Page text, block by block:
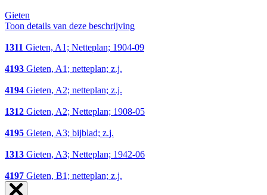
Gieten
Toon details van deze beschrijving
1311 Gieten, A1; Netteplan; 1904-09
4193 Gieten, A1; netteplan; z.j.
4194 Gieten, A2; netteplan; z.j.
1312 Gieten, A2; Netteplan; 1908-05
4195 Gieten, A3; bijblad; z.j.
1313 Gieten, A3; Netteplan; 1942-06
4197 Gieten, B1; netteplan; z.j.